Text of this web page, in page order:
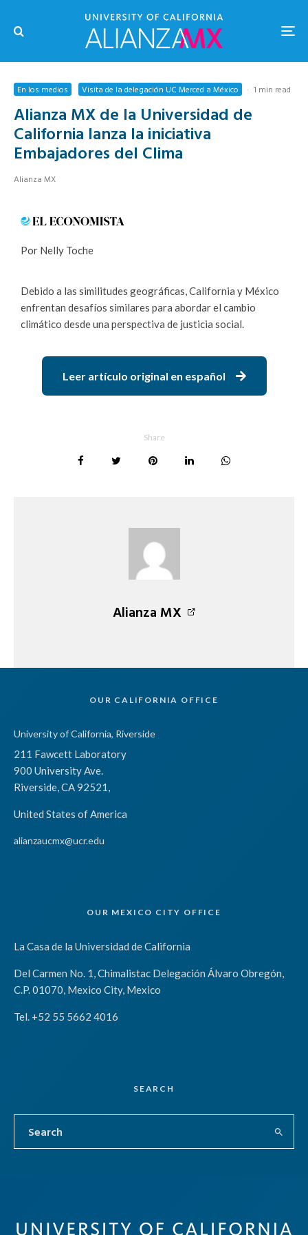
En los medios Visita de la delegación UC Merced a México · 1 min read
Alianza MX de la Universidad de
California lanza la iniciativa
Embajadores del Clima
Alianza MX
Por Nelly Toche
Debido a las similitudes geográficas, California y México
enfrentan desafíos similares para abordar el cambio
climático desde una perspectiva de justicia social.
Leer artículo original en español
Share
Alianza MX
OUR CALIFORNIA OFFICE
University of California, Riverside
211 Fawcett Laboratory
900 University Ave.
Riverside, CA 92521,
United States of America
alianzaucmx@ucr.edu
OUR MEXICO CITY OFFICE
La Casa de la Universidad de California
Del Carmen No. 1, Chimalistac Delegación Álvaro Obregón,
C.P. 01070, Mexico City, Mexico
Tel. +52 55 5662 4016
SEARCH